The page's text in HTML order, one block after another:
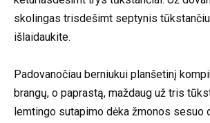
skolingas trisdešimt septynis
išlaidaukite.
Padovanočiau berniukui planšetinį
brangų, o paprastą, maždaug už tris
lemtingo sutapimo dėka žmonos sesuo